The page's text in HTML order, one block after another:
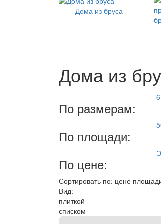
Дома из бруса
Дома из
По размерам:
По площади:
По цене:
Сортировать по: цене
Вид:
плиткой
списком